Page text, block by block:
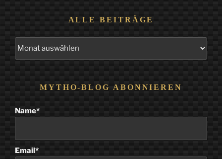
ALLE BEITRÄGE
MYTHO-BLOG ABONNIEREN
Name*
Email*